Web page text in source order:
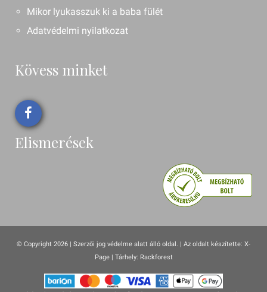
Mikor lyukasszuk ki a baba fülét
Adatvédelmi nyilatkozat
Kövess minket
Elismerések
© Copyright 2026 | Szerzői jog védelme alatt álló oldal. | Az oldalt készítette: X-
Page| Tárhely: Rackforest